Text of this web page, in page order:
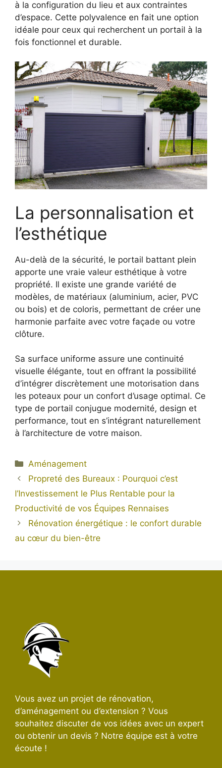
à la configuration du lieu et aux contraintes
d’espace. Cette polyvalence en fait une option
idéale pour ceux qui recherchent un portail à la
fois fonctionnel et durable.
La personnalisation et
l’esthétique
Au-delà de la sécurité, le portail battant plein
apporte une vraie valeur esthétique à votre
propriété. Il existe une grande variété de
modèles, de matériaux (aluminium, acier, PVC
ou bois) et de coloris, permettant de créer une
harmonie parfaite avec votre façade ou votre
clôture.
Sa surface uniforme assure une continuité
visuelle élégante, tout en offrant la possibilité
d’intégrer discrètement une motorisation dans
les poteaux pour un confort d’usage optimal. Ce
type de portail conjugue modernité, design et
performance, tout en s’intégrant naturellement
à l’architecture de votre maison.
Catégories
Aménagement
Propreté des Bureaux : Pourquoi c’est
l’Investissement le Plus Rentable pour la
Productivité de vos Équipes Rennaises
Rénovation énergétique : le confort durable
au cœur du bien-être
Vous avez un projet de rénovation,
d’aménagement ou d’extension ? Vous
souhaitez discuter de vos idées avec un expert
ou obtenir un devis ? Notre équipe est à votre
écoute !